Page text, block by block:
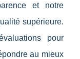
et notre
supérieure.
pour
au mieux